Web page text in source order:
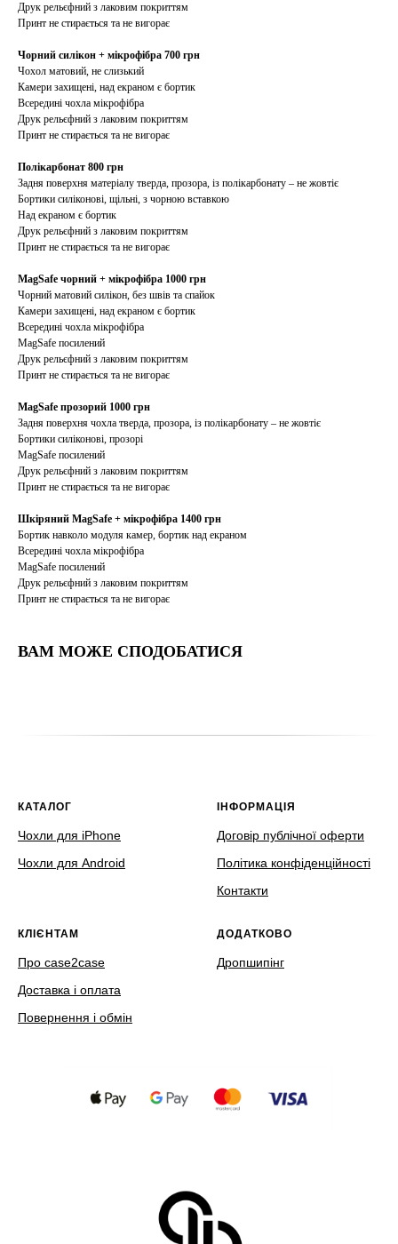
Друк рельєфний з лаковим покриттям
Принт не стирається та не вигорає
Чорний силікон + мікрофібра 700 грн
Чохол матовий, не слизький
Камери захищені, над екраном є бортик
Всередині чохла мікрофібра
Друк рельєфний з лаковим покриттям
Принт не стирається та не вигорає
Полікарбонат 800 грн
Задня поверхня матеріалу тверда, прозора, із полікарбонату – не жовтіє
Бортики силіконові, щільні, з чорною вставкою
Над екраном є бортик
Друк рельєфний з лаковим покриттям
Принт не стирається та не вигорає
MagSafe чорний + мікрофібра 1000 грн
Чорний матовий силікон, без швів та спайок
Камери захищені, над екраном є бортик
Всередині чохла мікрофібра
MagSafe посилений
Друк рельєфний з лаковим покриттям
Принт не стирається та не вигорає
MagSafe прозорий 1000 грн
Задня поверхня чохла тверда, прозора, із полікарбонату – не жовтіє
Бортики силіконові, прозорі
MagSafe посилений
Друк рельєфний з лаковим покриттям
Принт не стирається та не вигорає
Шкіряний MagSafe + мікрофібра 1400 грн
Бортик навколо модуля камер, бортик над екраном
Всередині чохла мікрофібра
MagSafe посилений
Друк рельєфний з лаковим покриттям
Принт не стирається та не вигорає
ВАМ МОЖЕ СПОДОБАТИСЯ
КАТАЛОГ
Чохли для iPhone
Чохли для Android
ІНФОРМАЦІЯ
Договір публічної оферти
Політика конфіденційності
Контакти
КЛІЄНТАМ
Про case2case
Доставка і оплата
Повернення і обмін
ДОДАТКОВО
Дропшипінг